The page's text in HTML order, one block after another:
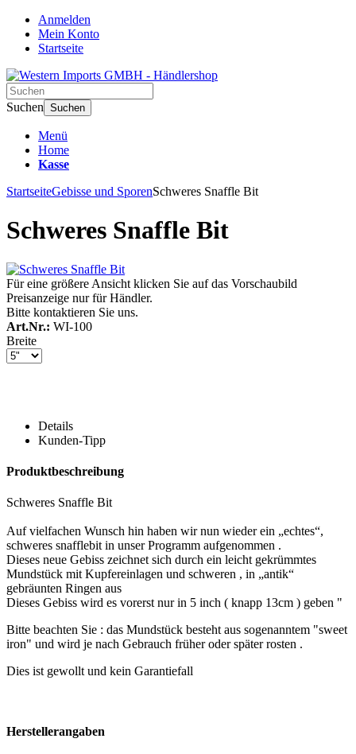
Anmelden
Mein Konto
Startseite
Suchen Suchen
Menü
Home
Kasse
StartseiteGebisse und SporenSchweres Snaffle Bit
Schweres Snaffle Bit
Für eine größere Ansicht klicken Sie auf das Vorschaubild
Preisanzeige nur für Händler.
Bitte kontaktieren Sie uns.
Art.Nr.: WI-100
Breite
Details
Kunden-Tipp
Produktbeschreibung
Schweres Snaffle Bit
Auf vielfachen Wunsch hin haben wir nun wieder ein „echtes“,
schweres snafflebit in unser Programm aufgenommen .
Dieses neue Gebiss zeichnet sich durch ein leicht gekrümmtes
Mundstück mit Kupfereinlagen und schweren , in „antik“
gebräunten Ringen aus
Dieses Gebiss wird es vorerst nur in 5 inch ( knapp 13cm ) geben "
Bitte beachten Sie : das Mundstück besteht aus sogenanntem "sweet
iron" und wird je nach Gebrauch früher oder später rosten .
Dies ist gewollt und kein Garantiefall
Herstellerangaben